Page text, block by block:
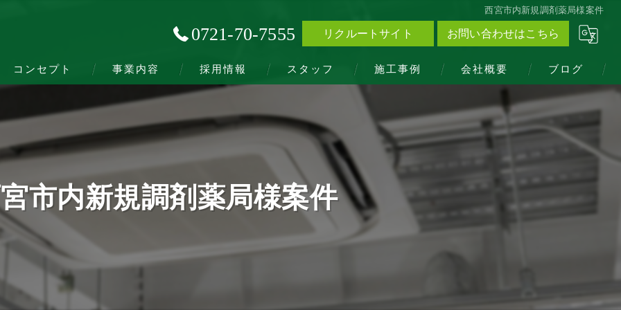
西宮市内新規調剤薬局様案件
0721-70-7555 リクルートサイト お問い合わせはこちら
コンセプト 事業内容 採用情報 スタッフ 施工事例 会社概要 ブログ
市内新規調剤薬局様案件